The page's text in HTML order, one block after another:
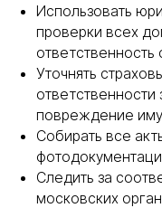
Использовать
проверки всех
Уточнять
повреждение
Собирать все
Следить за
московских